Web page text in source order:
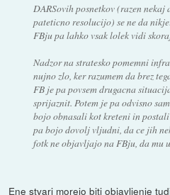
DARSovih posnetkov (razen nekaj
pateticno resolucijo) se ne da
FBju pa lahko vsak lolek vidi
Nadzor na stratesko pomemni
nujno zlo, ker razumem da brez
FB je pa povsem drugacna
sprijaznit. Potem je pa odvisno
bojo obnasali kot kreteni in
pa bojo dovolj vljudni, da ce jih
fotk ne objavljajo na FBju, da mu
Ene stvari morejo biti objavljenje